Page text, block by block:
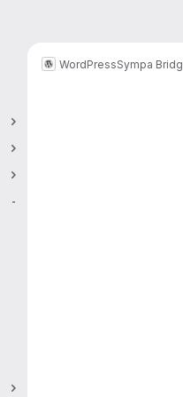
-
WordPressSympa